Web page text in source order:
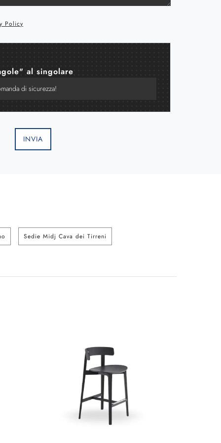
Policy
al singolare
INVIA
Sedie Midj Cava dei Tirreni